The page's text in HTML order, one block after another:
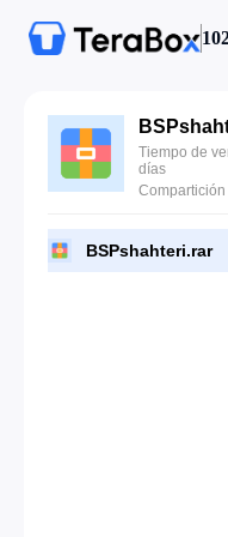
Tiempo de
días
BSPshahteri.rar